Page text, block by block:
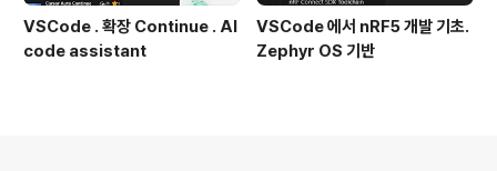
VSCode . 확장 Continue . AI
code assistant
VSCode 에서 nRF5 개발 기초.
Zephyr OS 기반